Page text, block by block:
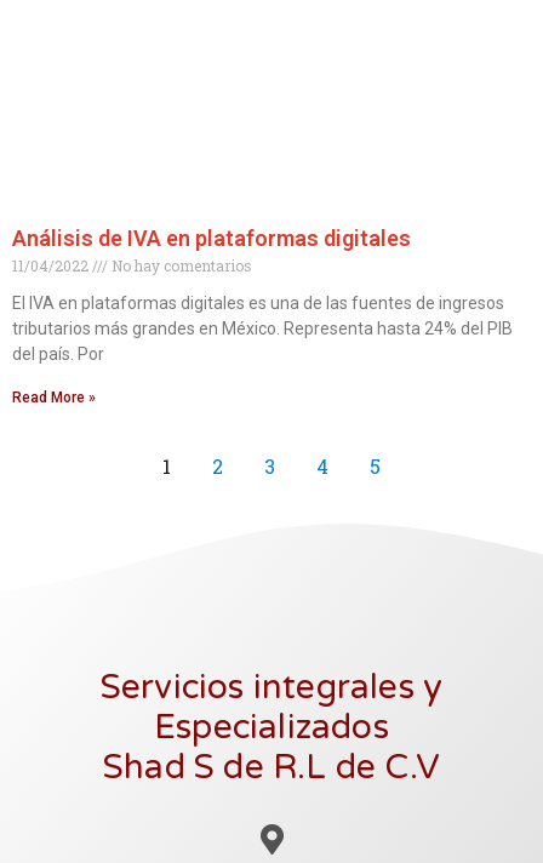
Análisis de IVA en plataformas digitales
11/04/2022
No hay comentarios
El IVA en plataformas digitales es una de las fuentes de ingresos
tributarios más grandes en México. Representa hasta 24% del PIB
del país. Por
Read More »
1 2 3 4 5
Servicios integrales y
Especializados
Shad S de R.L de C.V